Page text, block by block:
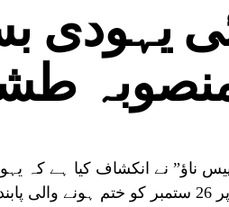
نئی یہودی
ناؤ” نے انکشاف کیا ہے کہ
آبادیوں کی تعمیر پر 26 ستمبر کو ختم ہونے والی